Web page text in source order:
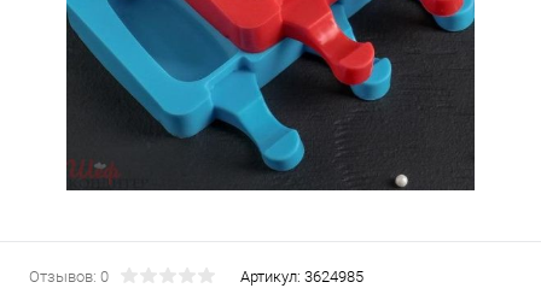
Отзывов: 0 Артикул: 3624985